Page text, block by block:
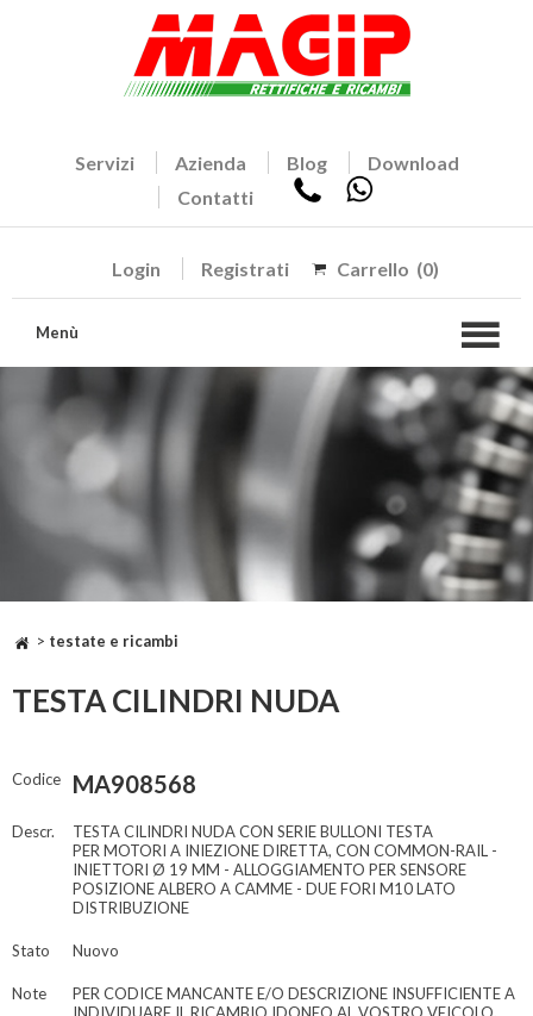
Servizi Azienda Blog
Download
Contatti
Login Registrati Carrello (0)
Menù
> testate e ricambi
TESTA CILINDRI NUDA
Codice MA908568
Descr.
TESTA CILINDRI NUDA CON SERIE BULLONI TESTA
PER MOTORI A INIEZIONE DIRETTA, CON COMMON-RAIL -
INIETTORI Ø 19 MM - ALLOGGIAMENTO PER SENSORE
POSIZIONE ALBERO A CAMME - DUE FORI M10 LATO
DISTRIBUZIONE
Stato Nuovo
Note
PER CODICE MANCANTE E/O DESCRIZIONE INSUFFICIENTE A